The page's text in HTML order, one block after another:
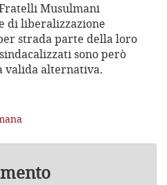
Musulmani
di liberalizzazione
strada parte della loro
sono però
valida alternativa.